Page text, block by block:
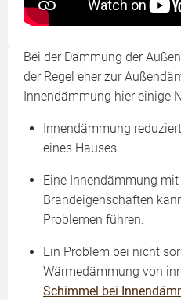
Bei der Dämmung der
der Regel eher zur
Innendämmung hier einige
Innendämmung
eines Hauses.
Eine Innendämmung
Brandeigenschaften
Problemen führen.
Ein Problem bei nicht
Wärmedämmung von
Schimmel bei